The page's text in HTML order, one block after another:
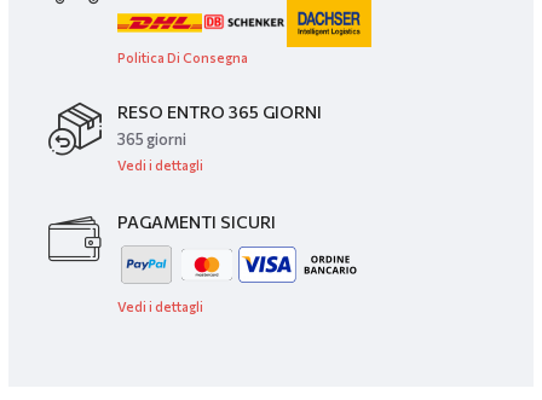
Politica Di Consegna
RESO ENTRO 365 GIORNI
365 giorni
Vedi i dettagli
PAGAMENTI SICURI
Vedi i dettagli